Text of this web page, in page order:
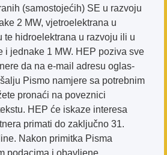
(samostojećih) SE u razvoju
2 MW, vjetroelektrana u
te hidroelektrana u razvoju ili u
i jednake 1 MW. HEP poziva sve
da na e-mail adresu oglas-
Pismo namjere sa potrebnim
pronaći na poveznici
HEP će iskaze interesa
primati do zaključno 31.
Nakon primitka Pisma